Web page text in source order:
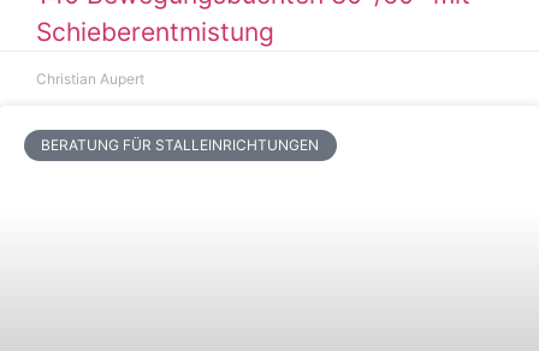
Schieberentmistung
Christian Aupert
BERATUNG FÜR STALLEINRICHTUNGEN